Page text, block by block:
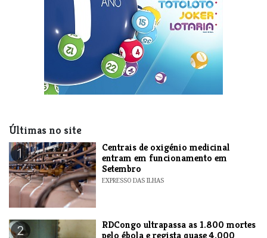
Últimas no site
1
Centrais de oxigénio medicinal
entram em funcionamento em
Setembro
EXPRESSO DAS ILHAS
2
RDCongo ultrapassa as 1.800 mortes
pelo ébola e regista quase 4.000